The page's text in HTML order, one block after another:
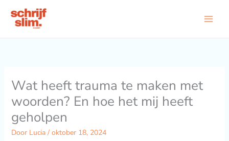
naar
Wat heeft trauma te maken met
woorden? En hoe het mij heeft
geholpen
Door Lucia / oktober 18, 2024